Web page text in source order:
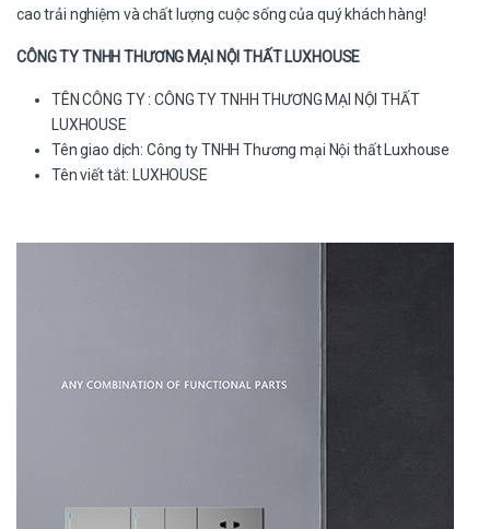
cao trải nghiệm và chất lượng cuộc sống của quý khách hàng!
CÔNG TY TNHH THƯƠNG MẠI NỘI THẤT LUXHOUSE
TÊN CÔNG TY : CÔNG TY TNHH THƯƠNG MẠI NỘI THẤT
LUXHOUSE
Tên giao dịch: Công ty TNHH Thương mại Nội thất Luxhouse
Tên viết tắt: LUXHOUSE